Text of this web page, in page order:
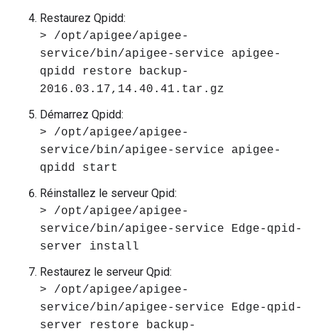
Restaurez Qpidd:
> /opt/apigee/apigee-
service/bin/apigee-service apigee-
qpidd restore backup-
2016.03.17,14.40.41.tar.gz
Démarrez Qpidd:
> /opt/apigee/apigee-
service/bin/apigee-service apigee-
qpidd start
Réinstallez le serveur Qpid:
> /opt/apigee/apigee-
service/bin/apigee-service Edge-qpid-
server install
Restaurez le serveur Qpid:
> /opt/apigee/apigee-
service/bin/apigee-service Edge-qpid-
server restore backup-